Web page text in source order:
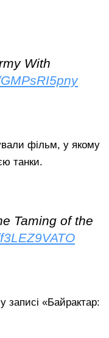
With
фільм, у якому
танки.
Taming of the
записі «Байрактар: